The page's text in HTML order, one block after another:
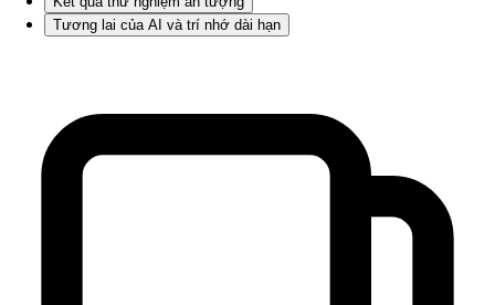
Tương lai của AI và trí nhớ dài hạn